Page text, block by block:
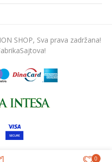
0
SHOP, Sva prava zadržana!